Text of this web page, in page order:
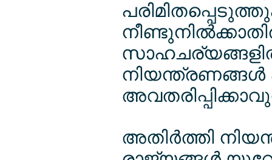
നിയന്ത്രണങ്ങള്‍
അതിര്‍ത്തി